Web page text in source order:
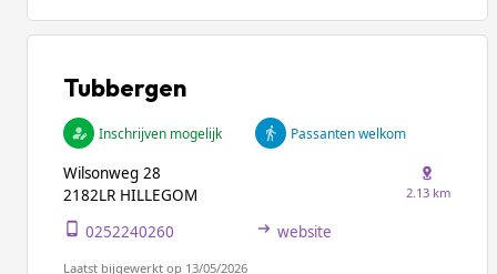
Tubbergen
Inschrijven mogelijk Passanten welkom
Wilsonweg 28
2182LR HILLEGOM
2.13 km
0252240260 website
Laatst bijgewerkt op 13/05/2026